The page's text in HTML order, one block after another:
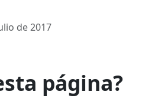
de 2017
página?